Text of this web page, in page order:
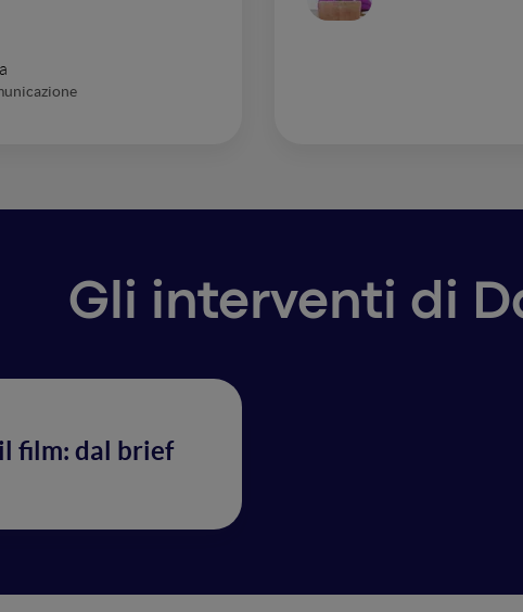
Gli interventi di
film: dal brief